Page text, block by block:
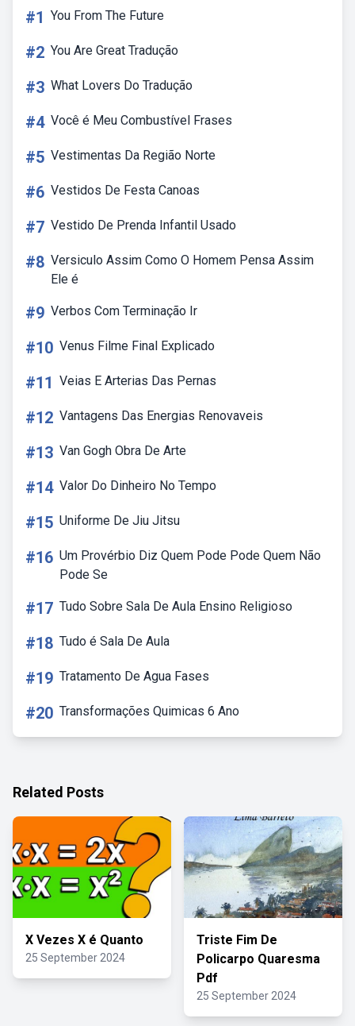
#1 You From The Future
#2 You Are Great Tradução
#3 What Lovers Do Tradução
#4 Você é Meu Combustível Frases
#5 Vestimentas Da Região Norte
#6 Vestidos De Festa Canoas
#7 Vestido De Prenda Infantil Usado
#8 Versiculo Assim Como O Homem Pensa Assim
Ele é
#9 Verbos Com Terminação Ir
#10 Venus Filme Final Explicado
#11 Veias E Arterias Das Pernas
#12 Vantagens Das Energias Renovaveis
#13 Van Gogh Obra De Arte
#14 Valor Do Dinheiro No Tempo
#15 Uniforme De Jiu Jitsu
#16 Um Provérbio Diz Quem Pode Pode Quem Não
Pode Se
#17 Tudo Sobre Sala De Aula Ensino Religioso
#18 Tudo é Sala De Aula
#19 Tratamento De Agua Fases
#20 Transformações Quimicas 6 Ano
Related Posts
X Vezes X é Quanto
25 September 2024
Triste Fim De
Policarpo Quaresma
Pdf
25 September 2024